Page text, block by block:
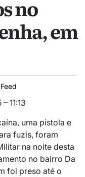
no
em
11:13
uma pistola e
fuzis, foram
na noite desta
no bairro Da
foi preso até o